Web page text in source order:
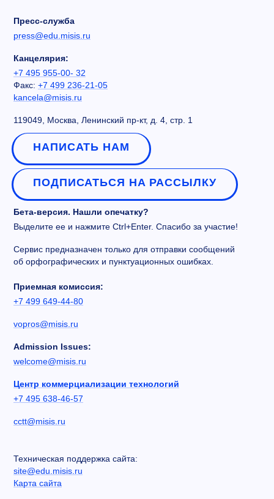
Пресс-служба
press@edu.misis.ru
Канцелярия:
+7 495 955-00- 32
Факс: +7 499 236-21-05
kancela@misis.ru
119049, Москва, Ленинский пр-кт, д. 4, стр. 1
НАПИСАТЬ НАМ
ПОДПИСАТЬСЯ НА РАССЫЛКУ
Бета-версия. Нашли опечатку?
Выделите ее и нажмите Ctrl+Enter. Спасибо за участие!
Сервис предназначен только для отправки сообщений
об орфографических и пунктуационных ошибках.
Приемная комиссия:
+7 499 649-44-80
vopros@misis.ru
Admission Issues:
welcome@misis.ru
Центр коммерциализации технологий
+7 495 638-46-57
cctt@misis.ru
Техническая поддержка сайта:
site@edu.misis.ru
Карта сайта